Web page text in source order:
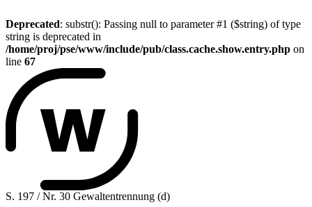
Deprecated: substr(): Passing null to parameter #1 ($string) of type
string is deprecated in
/home/proj/pse/www/include/pub/class.cache.show.entry.php on
line 67
S. 197 / Nr. 30 Gewaltentrennung (d)